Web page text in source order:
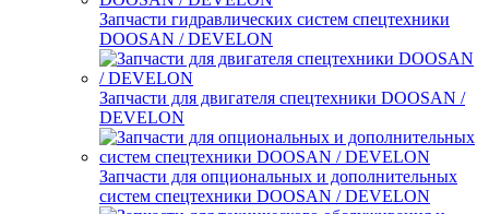
Запчасти гидравлических систем спецтехники
DOOSAN / DEVELON
Запчасти для двигателя спецтехники DOOSAN /
DEVELON
Запчасти для опциональных и дополнительных
систем спецтехники DOOSAN / DEVELON